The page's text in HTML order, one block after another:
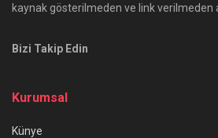
kaynak gösterilmeden ve link verilmeden
Bizi Takip Edin
Kurumsal
Künye